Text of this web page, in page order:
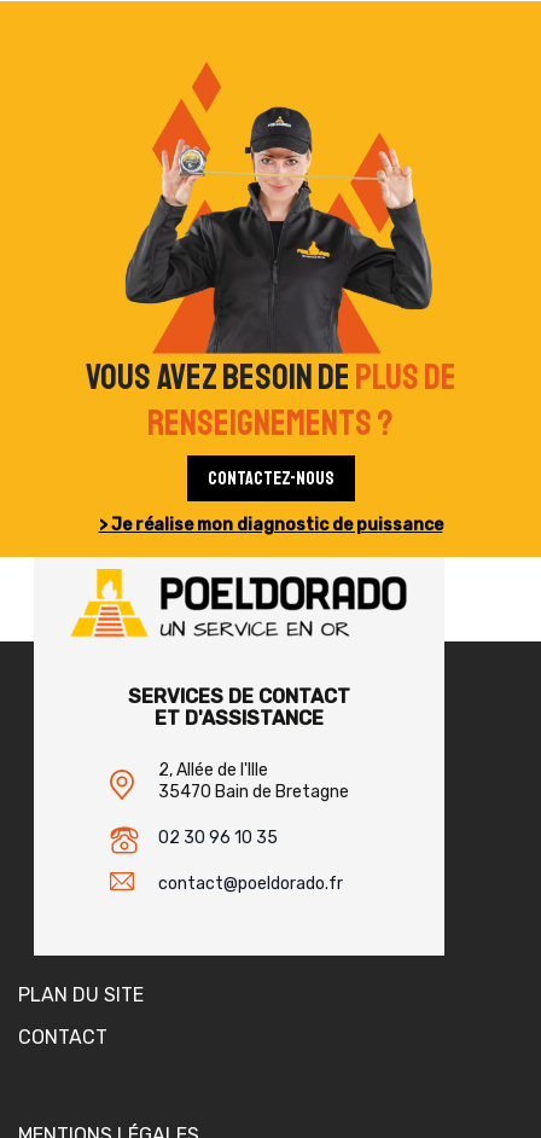
Vous avez besoin deplus de
renseignements ?
Contactez-nous
> Je réalise mon diagnostic de puissance
SERVICES DE CONTACT
ET D'ASSISTANCE
2, Allée de l'Ille
35470 Bain de Bretagne
02 30 96 10 35
contact@poeldorado.fr
PLAN DU SITE
CONTACT